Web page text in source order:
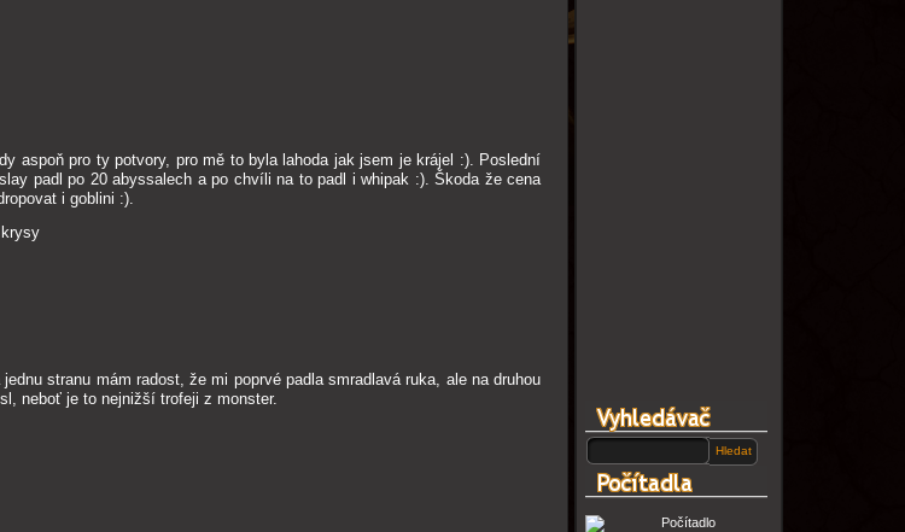
aspoň pro ty potvory, pro mě to byla lahoda jak jsem je krájel :). Poslední
padl po 20 abyssalech a po chvíli na to padl i whipak :). Škoda že cena
i goblini :).
stranu mám radost, že mi poprvé padla smradlavá ruka, ale na druhou
neboť je to nejnižší trofeji z monster.